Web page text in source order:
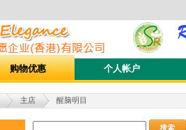
购物优惠 个人帐户
主店 醒脑明目
搜索